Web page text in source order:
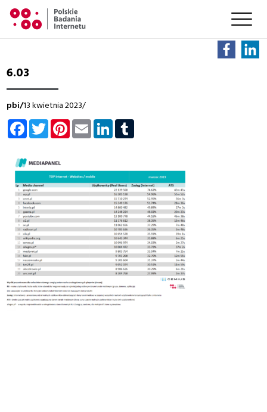
6.03
pbi/13 kwietnia 2023/
FacebookTwitterPinterest
EmailLinkedIn